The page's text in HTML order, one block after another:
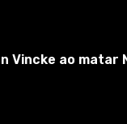
use binóculos
Vincke ao matar